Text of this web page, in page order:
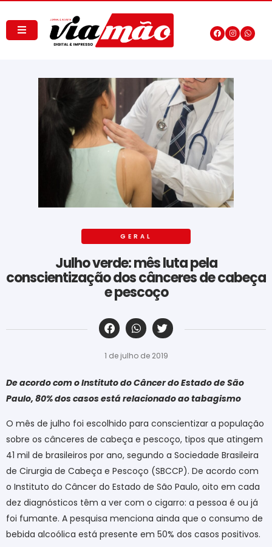
GERAL
Julho verde: mês luta pela
conscientização dos cânceres de cabeça
e pescoço
‎ ‎ ‎ ‎ ‎ ‎ ‎ ‎ ‎ ‎ ‎ ‎ ‎ ‎ ‎ ‎ ‎ ‎ ‎ ‎ ‎ ‎ ‎ ‎ ‎ ‎ ‎ ‎ ‎ ‎ ‎
1 de julho de 2019
De acordo com o Instituto do Câncer do Estado de São
Paulo, 80% dos casos está relacionado ao tabagismo
O mês de julho foi escolhido para conscientizar a população
sobre os cânceres de cabeça e pescoço, tipos que atingem
41 mil de brasileiros por ano, segundo a Sociedade Brasileira
de Cirurgia de Cabeça e Pescoço (SBCCP). De acordo com
o Instituto do Câncer do Estado de São Paulo, oito em cada
dez diagnósticos têm a ver com o cigarro: a pessoa é ou já
foi fumante. A pesquisa menciona ainda que o consumo de
bebida alcoólica está presente em 50% dos casos positivos.